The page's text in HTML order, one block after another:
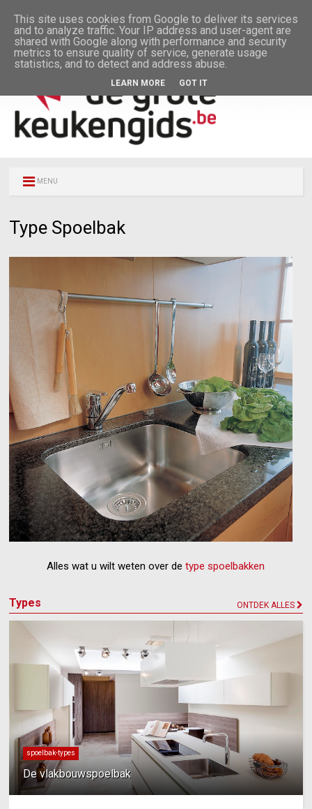
MENU
Type Spoelbak
Alles wat u wilt weten over detype spoelbakken
Types ONTDEK ALLES
spoelbak-types
De vlakbouwspoelbak
This site uses cookies from Google to deliver its services
and to analyze traffic. Your IP address and user-agent are
shared with Google along with performance and security
metrics to ensure quality of service, generate usage
statistics, and to detect and address abuse.
LEARN MORE GOT IT